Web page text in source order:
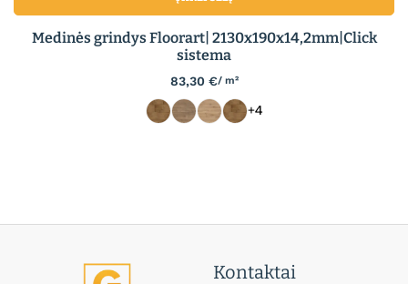
Medinės grindys Floorart| 2130x190x14,2mm|Click
sistema
83,30 €/ m²
+4
Kontaktai